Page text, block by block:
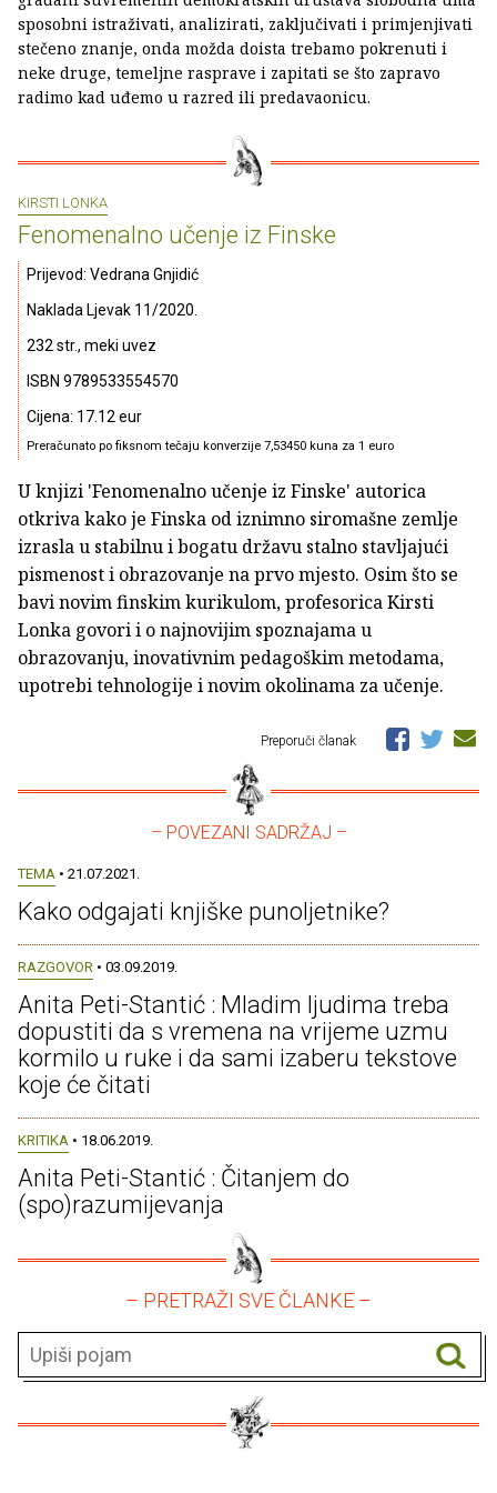
sposobni istraživati, analizirati, zaključivati i primjenjivati
stečeno znanje, onda možda doista trebamo pokrenuti i
neke druge, temeljne rasprave i zapitati se što zapravo
radimo kad uđemo u razred ili predavaonicu.
KIRSTI LONKA
Fenomenalno učenje iz Finske
Prijevod: Vedrana Gnjidić
Naklada Ljevak 11/2020.
232 str., meki uvez
ISBN 9789533554570
Cijena: 17.12 eur
Preračunato po fiksnom tečaju konverzije 7,53450 kuna za 1 euro
U knjizi 'Fenomenalno učenje iz Finske' autorica
otkriva kako je Finska od iznimno siromašne zemlje
izrasla u stabilnu i bogatu državu stalno stavljajući
pismenost i obrazovanje na prvo mjesto. Osim što se
bavi novim finskim kurikulom, profesorica Kirsti
Lonka govori i o najnovijim spoznajama u
obrazovanju, inovativnim pedagoškim metodama,
upotrebi tehnologije i novim okolinama za učenje.
Preporuči članak
– POVEZANI SADRŽAJ –
TEMA • 21.07.2021.
Kako odgajati knjiške punoljetnike?
RAZGOVOR • 03.09.2019.
Anita Peti-Stantić : Mladim ljudima treba
dopustiti da s vremena na vrijeme uzmu
kormilo u ruke i da sami izaberu tekstove
koje će čitati
KRITIKA • 18.06.2019.
Anita Peti-Stantić : Čitanjem do
(spo)razumijevanja
– PRETRAŽI SVE ČLANKE –